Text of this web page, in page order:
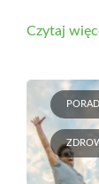
Czytaj